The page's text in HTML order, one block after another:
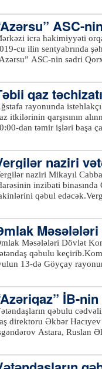
Təbii Sərvətlər
digər yerli
Mənzil-Kommunal
100-dən çox
ASC-
icra hakimiyyəti
cu ilin sentyabrında
ASC-nin sədri
19-da “Azərsu”
və Daşkəsən
Etibar Məmmədov
qəbul
sukanal
və kanalizasiya
” elektron
qaz
rayonunda
itkilərinin qarşısının
dan təmir işləri başa
bir qrup
bu barədə “Azəriqaz”
naziri
naziri Mikayıl
inzibati binasında
qəbul
saylı Ərazi Vergilər
İsmayıllı, Balakən
eləcə də Vergilər
bilərlər.xeber100.com
Məsələləri Dövlət
qəbulu
13-də Göyçay
bölmə rəhbərlərinin
diqqətlə
nəzarətə
bağlı komitə sədri
fəaliyyət
üçün
İB-
qəbulu
direktoru Əkbər
Astara, Ruslan
müraciətlərinə